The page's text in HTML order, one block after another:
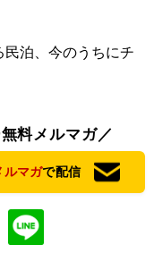
泊、今のうちにチ
料メルマガ／
ルマガで配信